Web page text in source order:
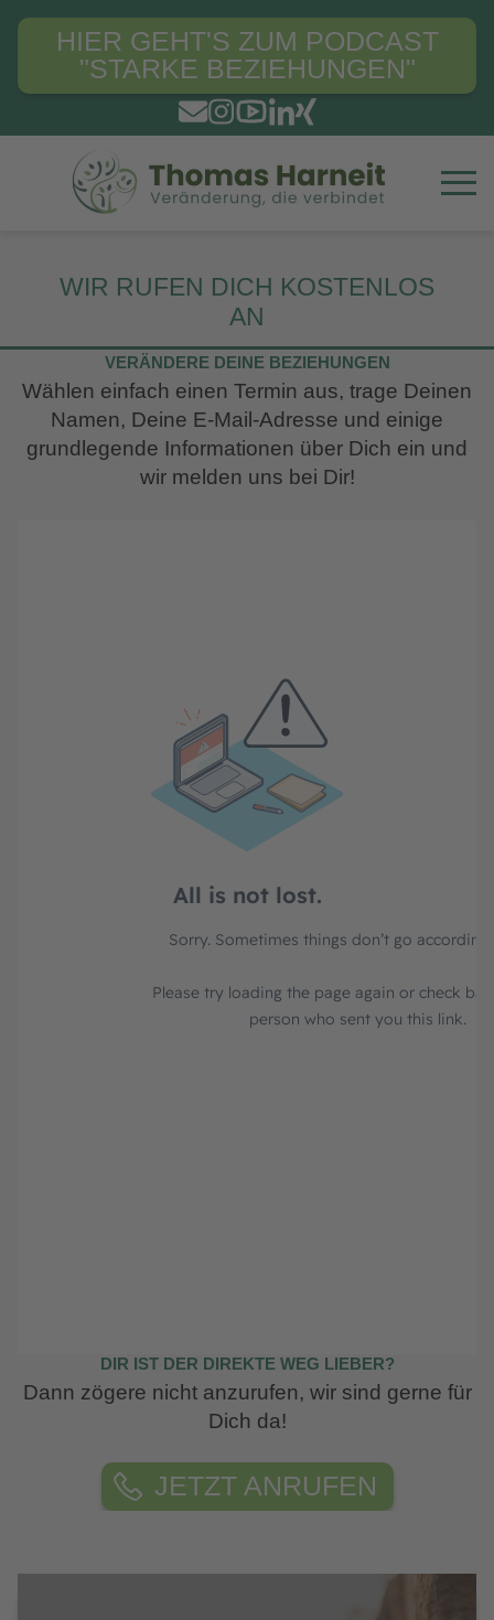
HIER GEHT'S ZUM PODCAST
"STARKE BEZIEHUNGEN"
WIR RUFEN DICH KOSTENLOS
AN
VERÄNDERE DEINE BEZIEHUNGEN
Wählen einfach einen Termin aus, trage Deinen
Namen, Deine E-Mail-Adresse und einige
grundlegende Informationen über Dich ein und
wir melden uns bei Dir!
DIR IST DER DIREKTE WEG LIEBER?
Dann zögere nicht anzurufen, wir sind gerne für
Dich da!
JETZT ANRUFEN